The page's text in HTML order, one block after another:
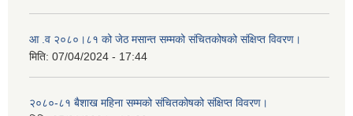
आ .व २०८०।८१ को जेठ मसान्त सम्मको संचितकोषको संक्षिप्त विवरण।
मिति: 07/04/2024 - 17:44
२०८०-८१ बैशाख महिना सम्मको संचितकोषको संक्षिप्त विवरण।